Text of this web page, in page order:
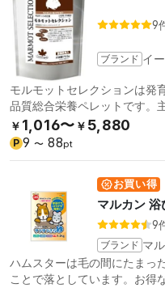
9
ブランド イ
モルモットセレクションは発
品質総合栄養ペレットです。
￥ 1,016〜 ￥ 5,880
P 9 〜 88pt
お買い得
マルカン
9
ブランド マ
ハムスターは毛の間にたまっ
ことで落としています。お得な